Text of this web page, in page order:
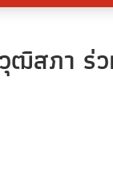
สภา ร่